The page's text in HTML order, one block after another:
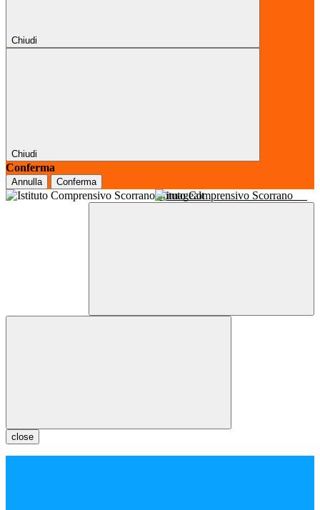
Chiudi
Chiudi
Conferma
Annulla Conferma
Istituto Comprensivo Scorrano
close